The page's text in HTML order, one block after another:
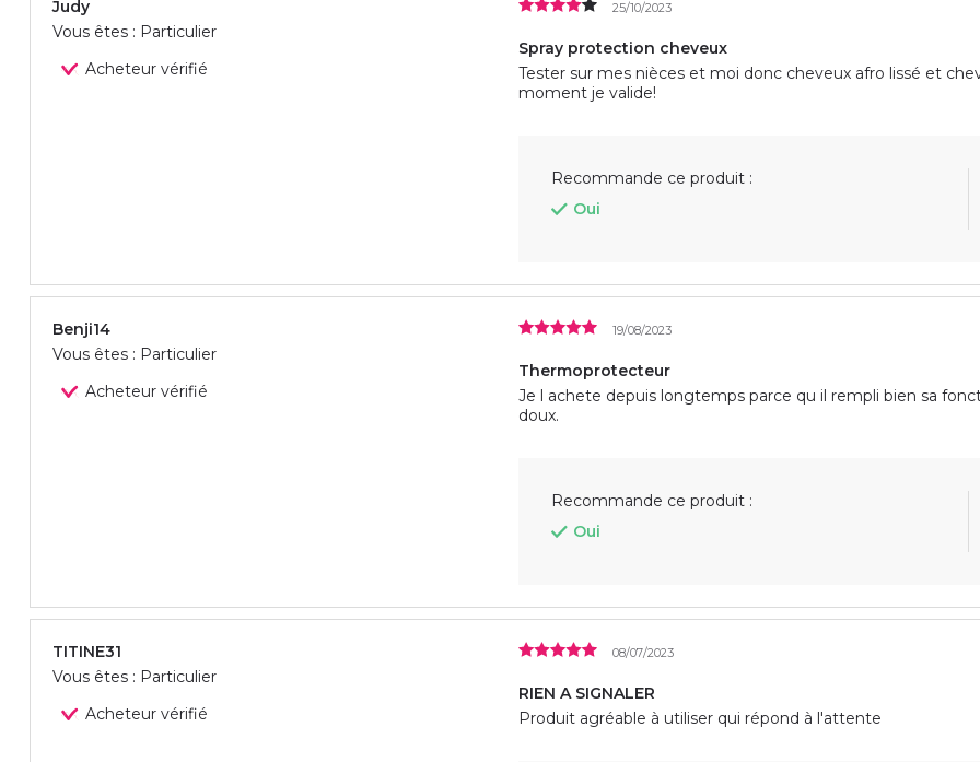
Judy
Vous êtes : Particulier
Acheteur vérifié
25/10/2023
Spray protection cheveux
Tester sur mes nièces et moi donc cheveux afro lissé et
moment je valide!
Recommande ce produit :
Oui
Benji14
Vous êtes : Particulier
Acheteur vérifié
19/08/2023
Thermoprotecteur
Je l achete depuis longtemps parce qu il rempli bien sa
doux.
Recommande ce produit :
Oui
TITINE31
Vous êtes : Particulier
Acheteur vérifié
08/07/2023
RIEN A SIGNALER
Produit agréable à utiliser qui répond à l'attente